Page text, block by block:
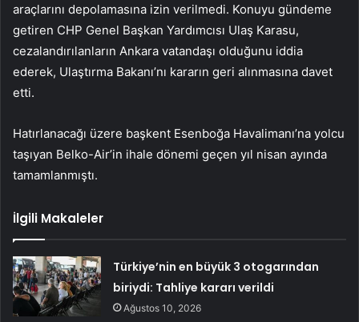
araçlarını depolamasına izin verilmedi. Konuyu gündeme
getiren CHP Genel Başkan Yardımcısı Ulaş Karasu,
cezalandırılanların Ankara vatandaşı olduğunu iddia
ederek, Ulaştırma Bakanı’nı kararın geri alınmasına davet
etti.
Hatırlanacağı üzere başkent Esenboğa Havalimanı’na yolcu
taşıyan Belko-Air’in ihale dönemi geçen yıl nisan ayında
tamamlanmıştı.
İlgili Makaleler
Türkiye’nin en büyük 3 otogarından
biriydi: Tahliye kararı verildi
Ağustos 10, 2026